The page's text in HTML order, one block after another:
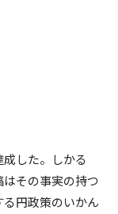
した。しかる
その事実の持つ
円政策のいかん